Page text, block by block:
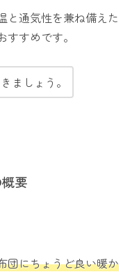
と通気性を兼ね備えた
すすめです。
ましょう。
要
団にちょうど良い暖か